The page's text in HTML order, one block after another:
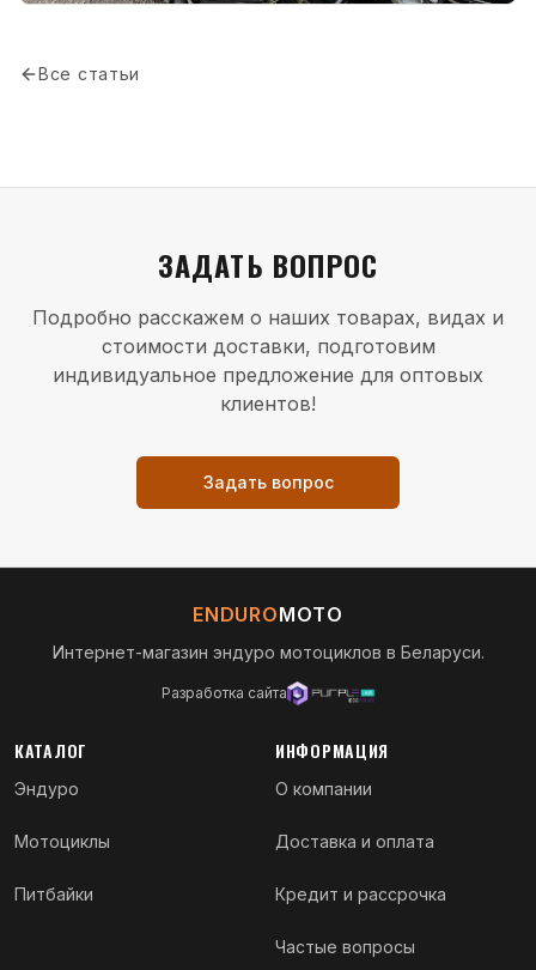
Все статьи
ЗАДАТЬ ВОПРОС
Подробно расскажем о наших товарах, видах и
стоимости доставки, подготовим
индивидуальное предложение для оптовых
клиентов!
Задать вопрос
ENDUROMOTO
Интернет-магазин эндуро мотоциклов в Беларуси.
Разработка сайта
КАТАЛОГ
Эндуро
Мотоциклы
Питбайки
ИНФОРМАЦИЯ
О компании
Доставка и оплата
Кредит и рассрочка
Частые вопросы